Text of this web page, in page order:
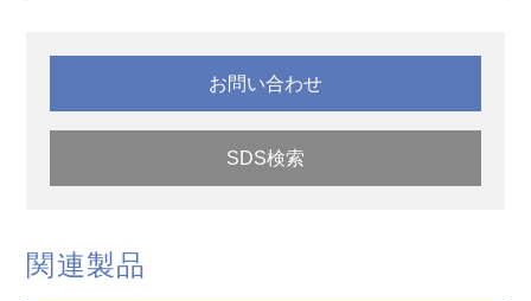
お問い合わせ
SDS検索
関連製品